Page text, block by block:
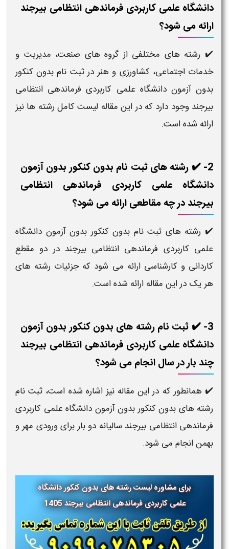
دانشگاه علمی کاربردی فرماندهی انتظامی بیرجند
ارائه می شود؟
✔️ رشته های مختلفی از گروه های صنعت، مدیریت و
خدمات اجتماعی، کشاورزی و هنر در ثبت نام بدون کنکور
بدون آزمون دانشگاه علمی کاربردی فرماندهی انتظامی
بیرجند وجود دارد که در این مقاله لیست کامل رشته ها نیز
ارائه شده است.
2- ✔️ رشته های ثبت نام بدون کنکور بدون آزمون
دانشگاه علمی کاربردی فرماندهی انتظامی
بیرجند در چه مقاطعی ارائه می شود؟
✔️ رشته های ثبت نام بدون کنکور بدون آزمون دانشگاه
علمی کاربردی فرماندهی انتظامی بیرجند در دو مقطع
کاردانی و کارشناسی ارائه می شود که جزئیات رشته های
هر یک در این مقاله ارائه شده است.
3- ✔️ ثبت نام رشته های بدون کنکور بدون آزمون
دانشگاه علمی کاربردی فرماندهی انتظامی بیرجند
چند بار در سال انجام می شود؟
✔️ همانطور که در این مقاله نیز اشاره شده است، ثبت نام
رشته های بدون کنکور بدون آزمون دانشگاه علمی کاربردی
فرماندهی انتظامی بیرجند سالیانه دو بار برای ورودی مهر و
بهمن انجام می شود.
برای مشاوره لیست رشته های بدون کنکور دانشگاه
علمی کاربردیفرماندهی انتظامی بیرجند1405